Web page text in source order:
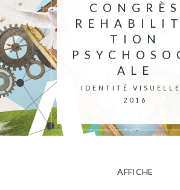
CONGRÈS
TION
ALE
IDENTITÉ
2016
AFFICHE